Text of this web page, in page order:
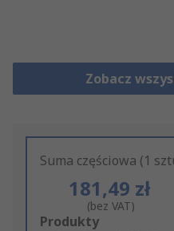
Zobacz
Suma częściowa (1
181,49 zł
(bez VAT)
Add
Produkty